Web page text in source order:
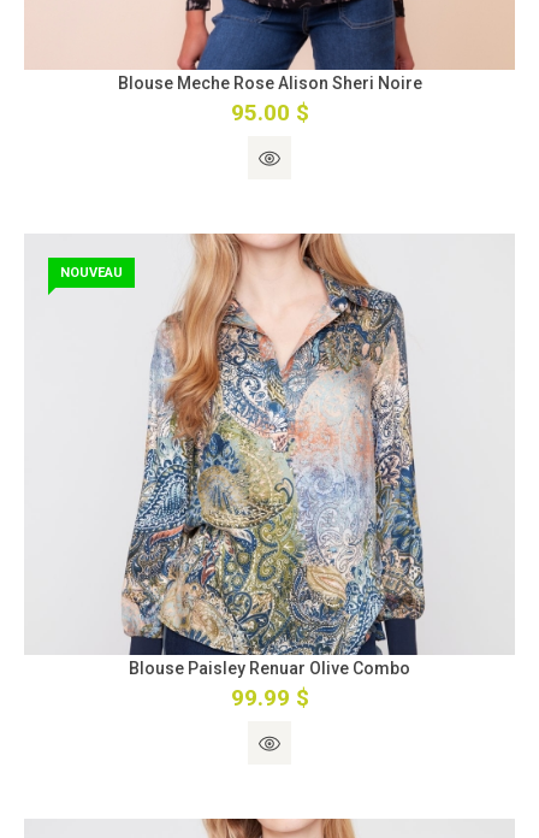
Blouse Meche Rose Alison Sheri Noire
95.00 $
NOUVEAU
Blouse Paisley Renuar Olive Combo
99.99 $